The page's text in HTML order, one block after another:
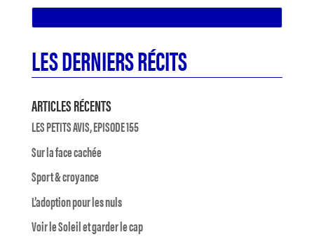
LES DERNIERS RÉCITS
ARTICLES RÉCENTS
LES PETITS AVIS, EPISODE 155
Sur la face cachée
Sport & croyance
L’adoption pour les nuls
Voir le Soleil et garder le cap